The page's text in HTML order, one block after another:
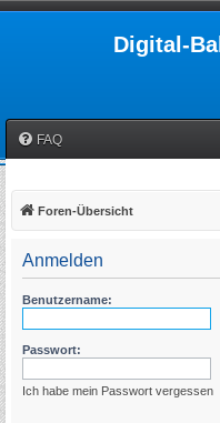
Digital-
FAQ
Foren-Übersicht
Anmelden
Benutzername:
Passwort:
Ich habe mein Passwort vergessen